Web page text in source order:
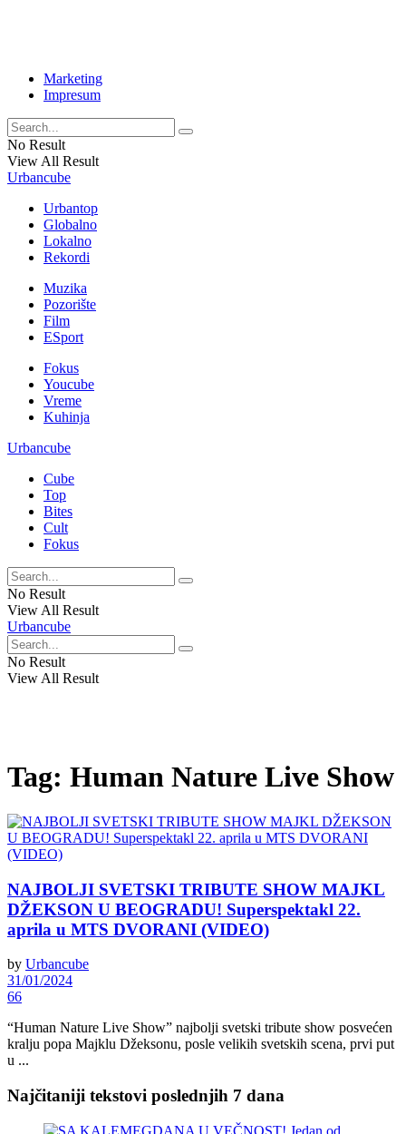
Marketing
Impresum
No Result
View All Result
Urbancube
Urbantop
Globalno
Lokalno
Rekordi
Muzika
Pozorište
Film
ESport
Fokus
Youcube
Vreme
Kuhinja
Urbancube
Cube
Top
Bites
Cult
Fokus
No Result
View All Result
Urbancube
No Result
View All Result
Tag: Human Nature Live Show
NAJBOLJI SVETSKI TRIBUTE SHOW MAJKL
DŽEKSON U BEOGRADU! Superspektakl 22.
aprila u MTS DVORANI (VIDEO)
by Urbancube
31/01/2024
66
“Human Nature Live Show” najbolji svetski tribute show posvećen
kralju popa Majklu Džeksonu, posle velikih svetskih scena, prvi put
u ...
Najčitaniji tekstovi poslednjih 7 dana